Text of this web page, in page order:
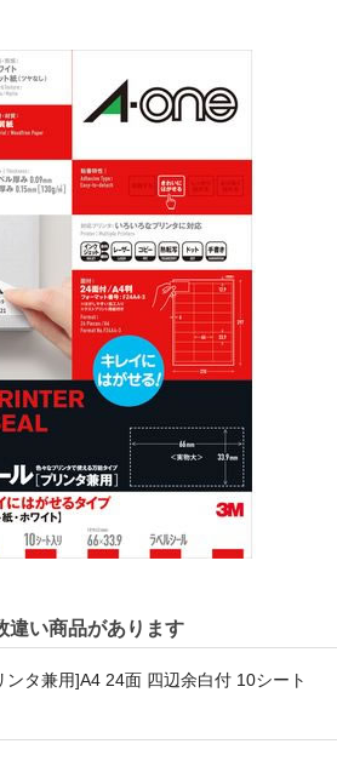
違い商品があります
タ兼用]A4 24面 四辺余白付 10シート